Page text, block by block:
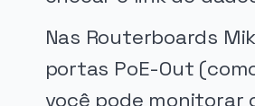
Nas Routerboards
portas PoE-Out
você pode monitorar